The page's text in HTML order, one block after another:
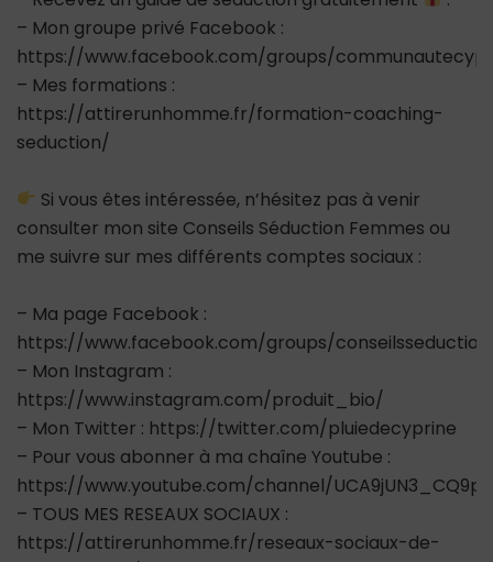
– Mon groupe privé Facebook :
https://www.facebook.com/groups/
– Mes formations :
https://attirerunhomme.fr/formation-coaching-
seduction/
Si vous êtes intéressée, n’hésitez pas à venir
consulter mon site Conseils Séduction Femmes ou
me suivre sur mes différents comptes sociaux :
– Ma page Facebook :
https://www.facebook.com/groups/
– Mon Instagram :
https://www.instagram.com/produit_bio/
– Mon Twitter : https://twitter.com/pluiedecyprine
– Pour vous abonner à ma chaîne Youtube :
https://www.youtube.com/channel/
– TOUS MES RESEAUX SOCIAUX :
https://attirerunhomme.fr/reseaux-sociaux-de-